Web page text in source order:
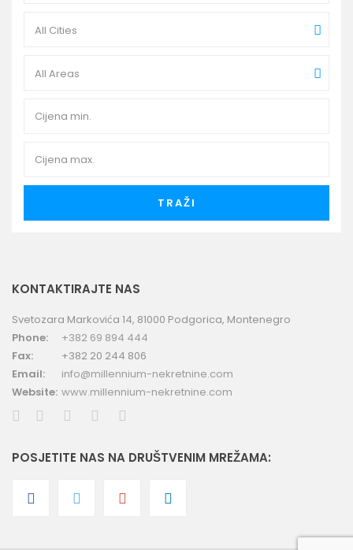
All Cities
All Areas
TRAŽI
KONTAKTIRAJTE NAS
Svetozara Markovića 14, 81000 Podgorica, Montenegro
Phone:
+382 69 894 444
Fax:
+382 20 244 806
Email:
info@millennium-nekretnine.com
Website: www.millennium-nekretnine.com
POSJETITE NAS NA DRUŠTVENIM MREŽAMA: